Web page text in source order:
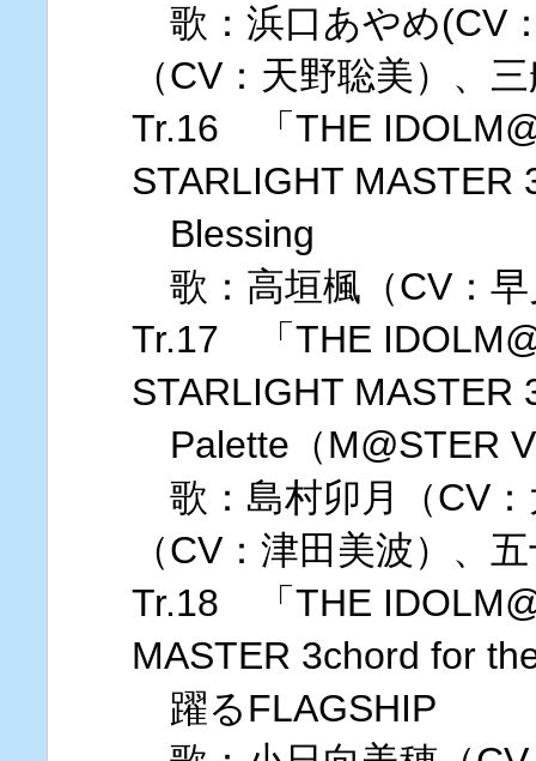
歌：浜口あやめ(CV
（CV：天野聡美）、
Tr.16 「THE
STARLIGHT MASTER
Blessing
歌：高垣楓（CV：早
Tr.17 「THE
STARLIGHT MASTER
Palette（M@STER
歌：島村卯月（CV
（CV：津田美波）、
Tr.18 「THE
MASTER 3chord for
躍るFLAGSHIP